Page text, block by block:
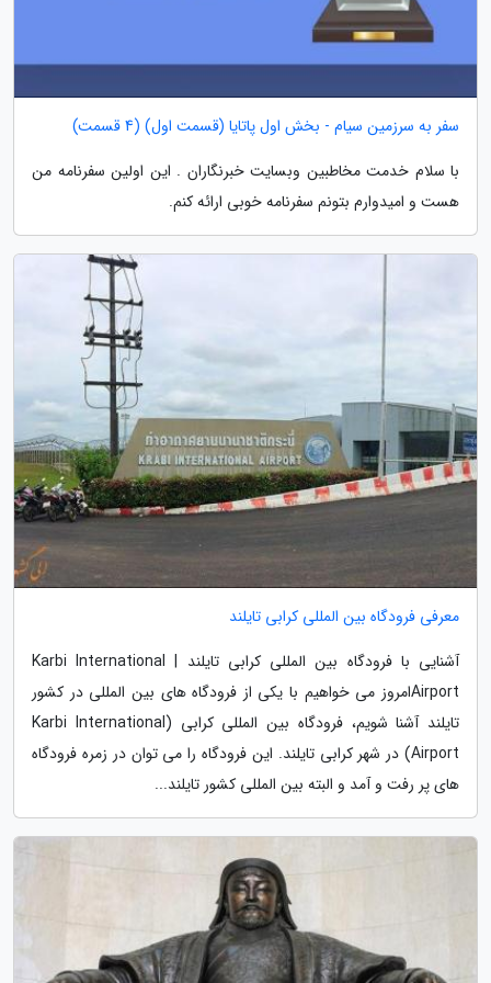
سفر به سرزمین سیام - بخش اول پاتایا (قسمت اول) (4 قسمت)
با سلام خدمت مخاطبین وبسایت خبرنگاران . این اولین سفرنامه من
هست و امیدوارم بتونم سفرنامه خوبی ارائه کنم.
معرفی فرودگاه بین المللی کرابی تایلند
آشنایی با فرودگاه بین المللی کرابی تایلند | Karbi International
Airportامروز می خواهیم با یکی از فرودگاه های بین المللی در کشور
تایلند آشنا شویم، فرودگاه بین المللی کرابی (Karbi International
Airport) در شهر کرابی تایلند. این فرودگاه را می توان در زمره فرودگاه
های پر رفت و آمد و البته بین المللی کشور تایلند...